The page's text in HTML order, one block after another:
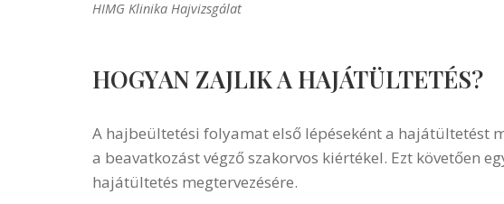
HIMG Klinika Hajvizsgálat
HOGYAN ZAJLIK A HAJÁTÜLTETÉS?
A hajbeültetési folyamat első lépéseként a hajátültetést
a beavatkozást végző szakorvos kiértékel. Ezt követően
hajátültetés megtervezésére.